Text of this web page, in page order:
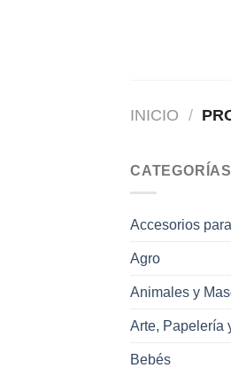
INICIO /
CATEGORÍAS
Accesorios
Agro
Animales y
Arte, Papelería
Bebés